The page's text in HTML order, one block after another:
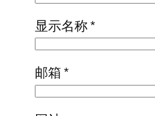
显示名称*
邮箱*